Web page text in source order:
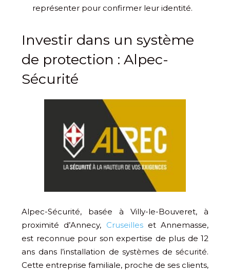
représenter pour confirmer leur identité.
Investir dans un système
de protection : Alpec-
Sécurité
Alpec-Sécurité, basée à Villy-le-Bouveret, à
proximité d’Annecy, Cruseilleset Annemasse,
est reconnue pour son expertise de plus de 12
ans dans l’installation de systèmes de sécurité.
Cette entreprise familiale, proche de ses clients,